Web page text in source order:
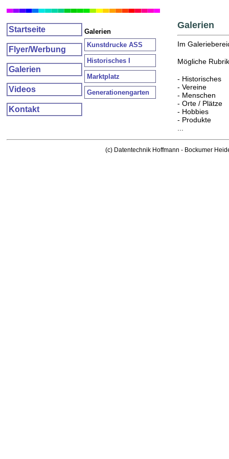
Startseite
Flyer/Werbung
Galerien
Videos
Kontakt
Galerien
Kunstdrucke ASS
Historisches I
Marktplatz
Generationengarten
Galerien
Im
Mögliche
- Historisches
- Vereine
- Menschen
- Orte / Plätze
- Hobbies
- Produkte
(c) Datentechnik Hoffmann - Bockumer